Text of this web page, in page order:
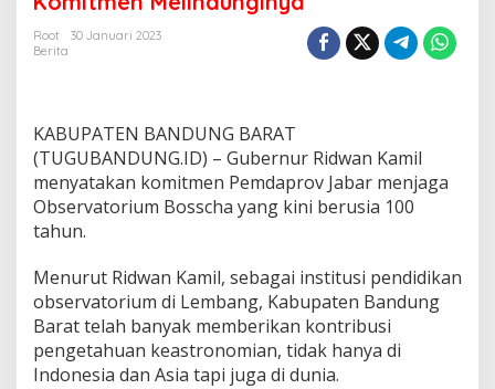
a
s
s
c
h
a
e
m
p
r
o
v
Root
30 Januari 2023
Berita
KABUPATEN BANDUNG BARAT
(TUGUBANDUNG.ID) – Gubernur Ridwan Kamil
menyatakan komitmen Pemdaprov Jabar menjaga
Observatorium Bosscha yang kini berusia 100
tahun.
Menurut Ridwan Kamil, sebagai institusi pendidikan
observatorium di Lembang, Kabupaten Bandung
Barat telah banyak memberikan kontribusi
pengetahuan keastronomian, tidak hanya di
Indonesia dan Asia tapi juga di dunia.